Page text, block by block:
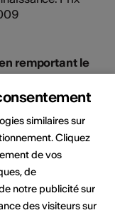
remportant le
la qualité de sa
Prix
Prix à
similaires sur
Cliquez
de vos
de
notre publicité sur
des visiteurs sur